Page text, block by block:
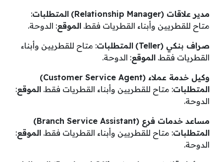
مدير علاقات (Relationship Manager)
المتطلبات:
متاح للقطريين وأبناء القطريات فقط. الموقع: الدوحة.
صراف بنكي (Teller)
المتطلبات: متاح للقطريين وأبناء
القطريات فقط. الموقع: الدوحة.
وكيل خدمة عملاء (Customer Service Agent)
المتطلبات: متاح للقطريين وأبناء القطريات فقط. الموقع:
الدوحة.
مساعد خدمات فرع (Branch Service Assistant)
المتطلبات: متاح للقطريين وأبناء القطريات فقط. الموقع:
الدوحة.